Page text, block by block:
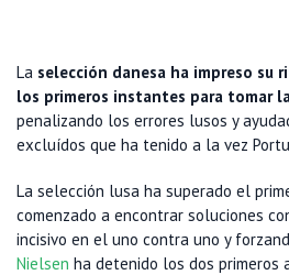
La selección danesa ha impreso su
los primeros instantes para tomar
penalizando los errores lusos y
excluídos que ha tenido a la vez
La selección lusa ha superado el
comenzado a encontrar soluciones
incisivo en el uno contra uno y
Nielsen ha detenido los dos primeros